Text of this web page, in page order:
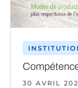
30 AVRIL